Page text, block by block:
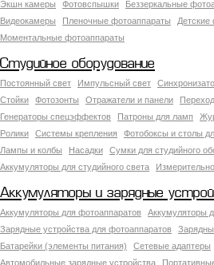
Экшн камеры
Фотовспышки
Беззеркальные
Видеокамеры
Пленочные фотоаппараты
Детские
Моментальные фотоаппараты
Студийное оборудование
Постоянный свет Импульсный свет
Стойки
Фотозонты Отражатели и панели
Генераторы спецэффектов
Патроны для ламп
Ролики
Системы крепления
Фотобоксы и столы
Лампы и колбы
Насадки
Сумки для студийного
Аккумуляторы для студийного света
Аккумуляторы и зарядные
Аккумуляторы для фотоаппаратов
Аккумуляторы
Зарядные устройства для фотоаппаратов
Батарейки (элементы питания)
Сетевые адаптеры
Автомобильные зарядные устройства